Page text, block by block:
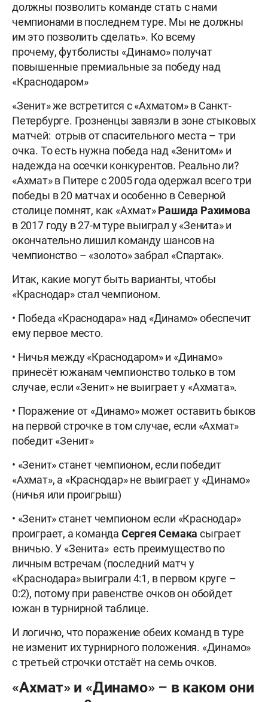
должны позволить команде стать с нами
чемпионами в последнем туре. Мы не должны
им это позволить сделать». Ко всему
прочему, футболисты «Динамо» получат
повышенные премиальные за победу над
«Краснодаром»
«Зенит» же встретится с «Ахматом» в Санкт-
Петербурге. Грозненцы завязли в зоне стыковых
матчей: отрыв от спасительного места – три
очка. То есть нужна победа над «Зенитом» и
надежда на осечки конкурентов. Реально ли?
«Ахмат» в Питере с 2005 года одержал всего три
победы в 20 матчах и особенно в Северной
столице помнят, как «Ахмат»Рашида Рахимова
в 2017 году в 27-м туре выиграл у «Зенита» и
окончательно лишил команду шансов на
чемпионство – «золото» забрал «Спартак».
Итак, какие могут быть варианты, чтобы
«Краснодар» стал чемпионом.
• Победа «Краснодара» над «Динамо» обеспечит
ему первое место.
• Ничья между «Краснодаром» и «Динамо»
принесёт южанам чемпионство только в том
случае, если «Зенит» не выиграет у «Ахмата».
• Поражение от «Динамо» может оставить быков
на первой строчке в том случае, если «Ахмат»
победит «Зенит»
• «Зенит» станет чемпионом, если победит
«Ахмат», а «Краснодар» не выиграет у «Динамо»
(ничья или проигрыш)
• «Зенит» станет чемпионом если «Краснодар»
проиграет, а команда Сергея Семака сыграет
вничью. У «Зенита» есть преимущество по
личным встречам (последний матч у
«Краснодара» выиграли 4:1, в первом круге –
0:2), потому при равенстве очков он обойдет
южан в турнирной таблице.
И логично, что поражение обеих команд в туре
не изменит их турнирного положения. «Динамо»
с третьей строчки отстаёт на семь очков.
«Ахмат» и «Динамо» – в каком они